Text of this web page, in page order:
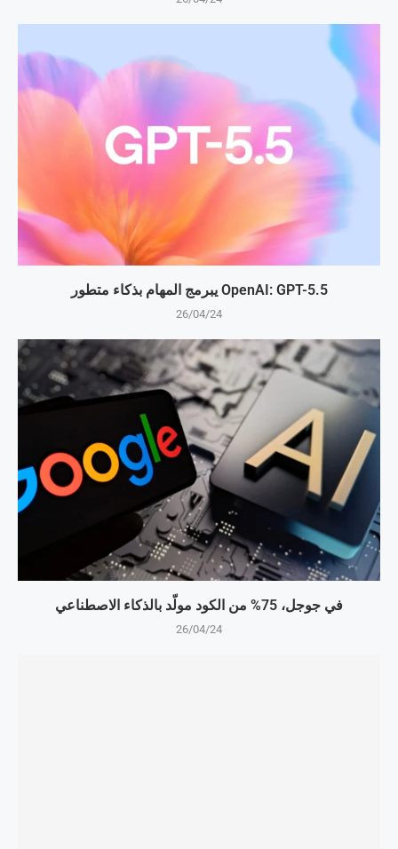
OpenAI: GPT-5.5 يبرمج المهام بذكاء متطور
26/04/24
في جوجل، 75% من الكود مولّد بالذكاء الاصطناعي
26/04/24